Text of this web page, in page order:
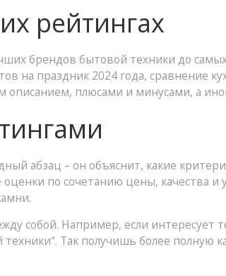
рейтингах
брендов бытовой техники до
на праздник 2024 года, сравнение
описанием, плюсами и минусами, а
абзац – он объяснит, какие
по сочетанию цены, качества и
собой. Например, если интересует
Так получишь более полную